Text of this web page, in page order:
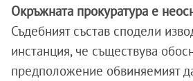
Окръжната прокуратура е
Съдебният състав сподели
инстанция, че съществува
предположение обвиняемият